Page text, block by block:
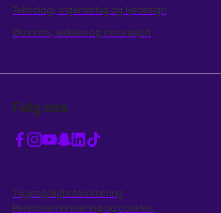
Teknologi, ingeniørfag og lysdesign
Økonomi, ledelse og innovasjon
Følg oss
Tilgjengelighetserklæring
Personvernerklæring og cookies